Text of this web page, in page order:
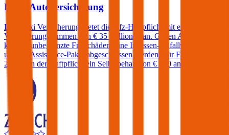
Muki Autoversicherung
Die Muki Versicherung bietet die Kfz-Haftpflicht mit einer
Versicherungssummen von € 35 Millionen an. Gegen Aufpreis
können unbegrenzte Freischäden, eine Insassen-Unfallversicherung
und ein Assistance-Paket abgeschlossen werden. Für Fahrer unter
23 fällt in der Haftpflicht ein Selbstbehalt von € 500 an.